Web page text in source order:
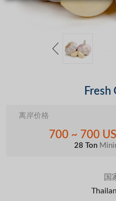
Fresh
离岸价格
700 ~ 700
28 Ton
国